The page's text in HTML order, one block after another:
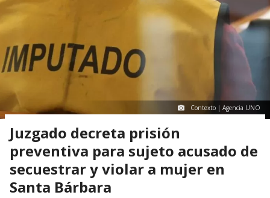
Contexto | Agencia UNO
Juzgado decreta prisión
preventiva para sujeto acusado de
secuestrar y violar a mujer en
Santa Bárbara